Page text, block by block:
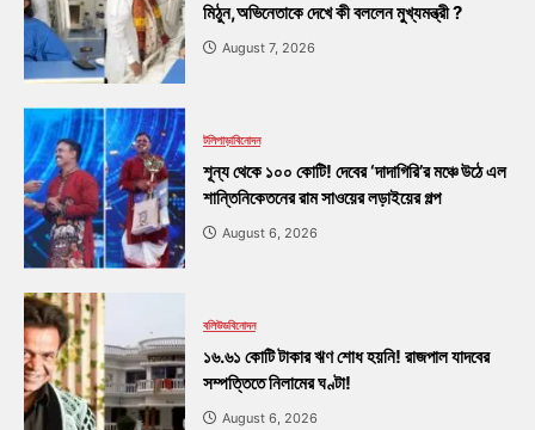
মিঠুন,অভিনেতাকে দেখে কী বললেন মুখ্যমন্ত্রী ?
August 7, 2026
টলিপাড়াবিনোদন
শূন্য থেকে ১০০ কোটি! দেবের ‘দাদাগিরি’র মঞ্চে উঠে এল
শান্তিনিকেতনের রাম সাওয়ের লড়াইয়ের গল্প
August 6, 2026
বলিউডবিনোদন
১৬.৬১ কোটি টাকার ঋণ শোধ হয়নি! রাজপাল যাদবের
সম্পত্তিতে নিলামের ঘণ্টা!
August 6, 2026